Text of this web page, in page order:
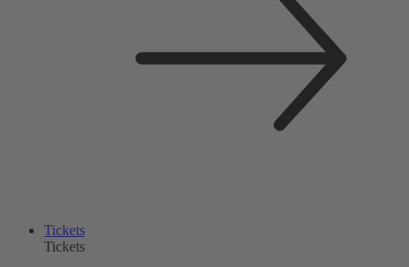
Tickets
Tickets